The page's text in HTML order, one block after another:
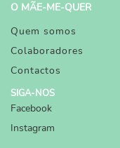
O MÃE-ME-QUER
Quem somos
Colaboradores
Contactos
SIGA-NOS
Facebook
Instagram